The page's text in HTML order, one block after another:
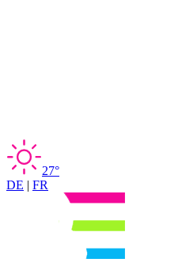
27°
DE | FR